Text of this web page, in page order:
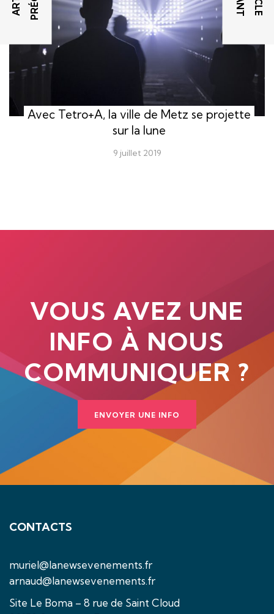
Avec Tetro+A, la ville de Metz se projette
sur la lune
9 juillet 2019
VOUS AVEZ UNE
INFO À NOUS
COMMUNIQUER ?
ENVOYER UNE INFO
CONTACTS
muriel@lanewsevenements.fr
arnaud@lanewsevenements.fr
Site Le Boma – 8 rue de Saint Cloud